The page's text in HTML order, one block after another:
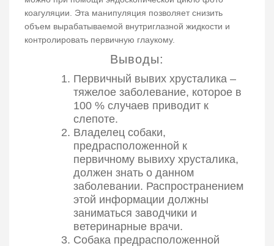
коагуляции. Эта манипуляция позволяет снизить
объем вырабатываемой внутриглазной жидкости и
контролировать первичную глаукому.
Выводы:
Первичный вывих хрусталика –
тяжелое заболевание, которое в
100 % случаев приводит к
слепоте.
Владелец собаки,
предрасположенной к
первичному вывиху хрусталика,
должен знать о данном
заболевании. Распространением
этой информации должны
заниматься заводчики и
ветеринарные врачи.
Собака предрасположенной